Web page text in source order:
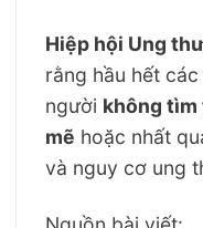
Hiệp hội Ung
rằng hầu hết
người không tìm
mẽ hoặc nhất
và nguy cơ ung